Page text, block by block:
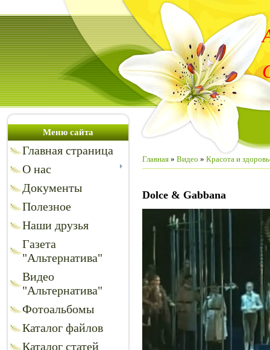
Меню сайта
Главная страница
О нас
Документы
Полезное
Наши друзья
Газета
"Альтернатива"
Видео
"Альтернатива"
Фотоальбомы
Каталог файлов
Каталог статей
Главная » Видео » Красота и
Dolce & Gabbana